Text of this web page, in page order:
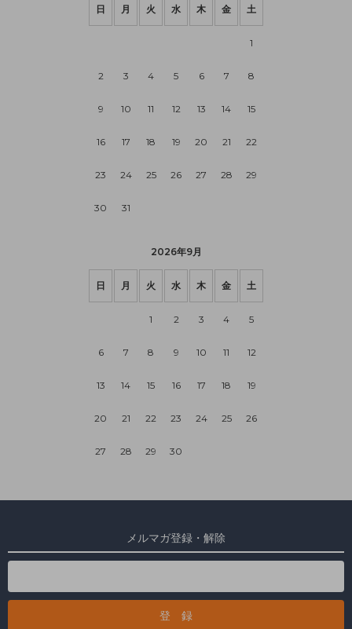
日 月 火 水 木 金 土
1
2 3 4 5 6 7 8
9 10 11 12 13 14 15
16 17 18 19 20 21 22
23 24 25 26 27 28 29
30 31
2026年9月
日 月 火 水 木 金 土
1 2 3 4 5
6 7 8 9 10 11 12
13 14 15 16 17 18 19
20 21 22 23 24 25 26
27 28 29 30
メルマガ登録・解除